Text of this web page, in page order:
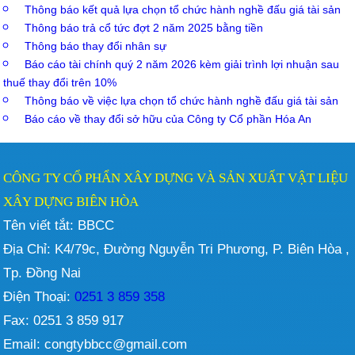
Thông báo kết quả lựa chọn tổ chức hành nghề đấu giá tài sản
Thông báo trả cổ tức đợt 2 năm 2025 bằng tiền
Thông báo thay đổi nhân sự
Báo cáo tài chính quý 2 năm 2026 kèm giải trình lợi nhuận sau
thuế thay đổi trên 10%
Thông báo về việc lựa chọn tổ chức hành nghề đấu giá tài sản
Báo cáo về thay đổi sở hữu của Công ty Cổ phần Hóa An
CÔNG TY CỔ PHẨN XÂY DỰNG VÀ SẢN XUẤT VẬT LIỆU
XÂY DỰNG BIÊN HÒA
Tên viết tắt: BBCC
Địa Chỉ: K4/79c, Đường Nguyễn Tri Phương, P. Biên Hòa ,
Tp. Đồng Nai
Điện Thoại: 0251 3 859 358
Fax: 0251 3 859 917
Email: congtybbcc@gmail.com